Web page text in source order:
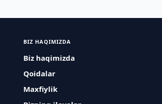
BIZ HAQIMIZDA
Biz haqimizda
Qoidalar
Maxfiylik